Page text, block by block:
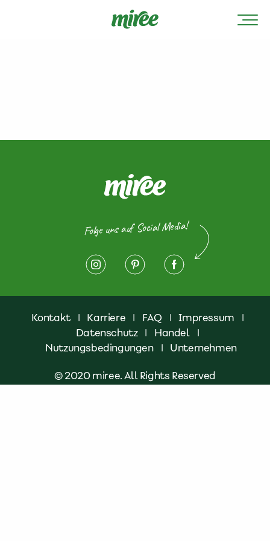
Folge uns auf Social Media!
Kontakt | Karriere | FAQ | Impressum
|
Datenschutz | Handel
|
Nutzungsbedingungen
| Unternehmen
© 2020 miree. All Rights Reserved